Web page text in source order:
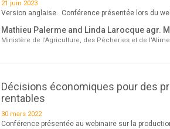
21 juin 2023
Version anglaise. Conférence présentée lors du
Mathieu Palerme and Linda Larocque agr.
Ministère de l'Agriculture, des Pêcheries et de
Décisions économiques pour des
rentables
30 mars 2022
Conférence présentée au webinaire sur la